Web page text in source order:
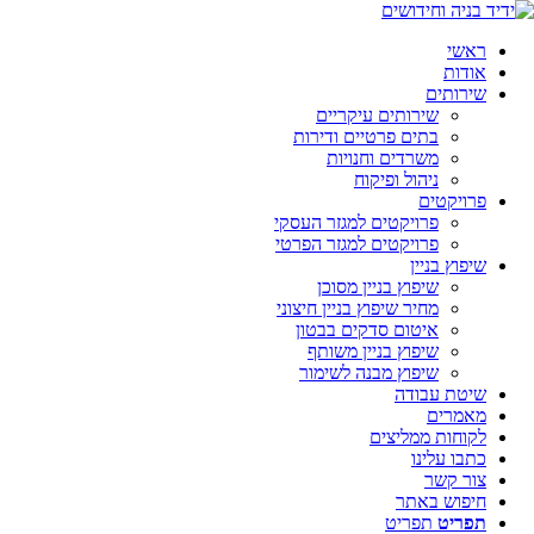
ראשי
אודות
שירותים
שירותים עיקריים
בתים פרטיים ודירות
משרדים וחנויות
ניהול ופיקוח
פרויקטים
פרויקטים למגזר העסקי
פרויקטים למגזר הפרטי
שיפוץ בניין
שיפוץ בניין מסוכן
מחיר שיפוץ בניין חיצוני
איטום סדקים בבטון
שיפוץ בניין משותף
שיפוץ מבנה לשימור
שיטת עבודה
מאמרים
לקוחות ממליצים
כתבו עלינו
צור קשר
חיפוש באתר
תפריט תפריט